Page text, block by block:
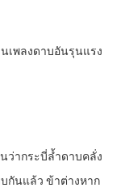
เพลงดาบอันรุนแรง
ว่ากระบี่ล้ำดาบคลั่ง
กันแล้ว ข้าต่างหาก